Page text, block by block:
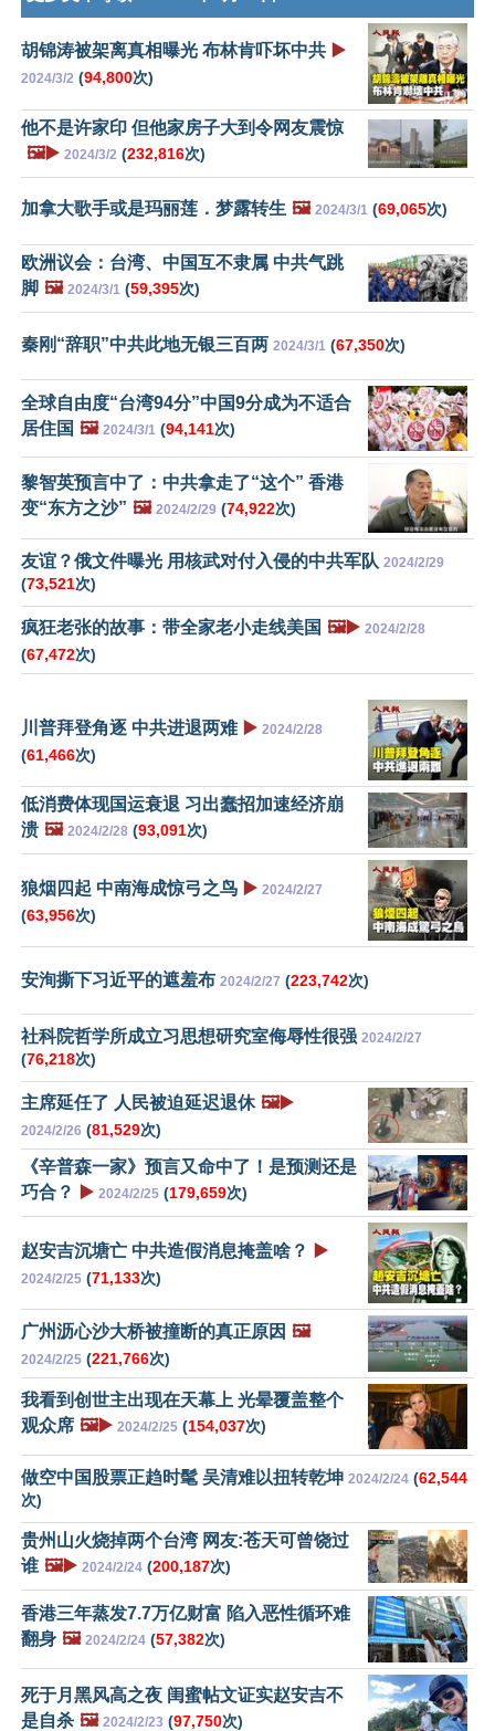
胡锦涛被架离真相曝光 布林肯吓坏中共 ▶️
2024/3/2 (94,800次)
他不是许家印 但他家房子大到令网友震惊
🖼️▶️ 2024/3/2 (232,816次)
加拿大歌手或是玛丽莲．梦露转生 🖼️ 2024/3/1 (69,065次)
欧洲议会：台湾、中国互不隶属 中共气跳
脚 🖼️ 2024/3/1 (59,395次)
秦刚“辞职”中共此地无银三百两 2024/3/1 (67,350次)
全球自由度“台湾94分”中国9分成为不适合
居住国 🖼️ 2024/3/1 (94,141次)
黎智英预言中了：中共拿走了“这个” 香港
变“东方之沙” 🖼️ 2024/2/29 (74,922次)
友谊？俄文件曝光 用核武对付入侵的中共军队 2024/2/29
(73,521次)
疯狂老张的故事：带全家老小走线美国 🖼️▶️ 2024/2/28
(67,472次)
川普拜登角逐 中共进退两难 ▶️ 2024/2/28
(61,466次)
低消费体现国运衰退 习出蠢招加速经济崩
溃 🖼️ 2024/2/28 (93,091次)
狼烟四起 中南海成惊弓之鸟 ▶️ 2024/2/27
(63,956次)
安洵撕下习近平的遮羞布 2024/2/27 (223,742次)
社科院哲学所成立习思想研究室侮辱性很强 2024/2/27
(76,218次)
主席延任了 人民被迫延迟退休 🖼️▶️
2024/2/26 (81,529次)
《辛普森一家》预言又命中了！是预测还是
巧合？
▶️ 2024/2/25 (179,659次)
赵安吉沉塘亡 中共造假消息掩盖啥？ ▶️
2024/2/25 (71,133次)
广州沥心沙大桥被撞断的真正原因 🖼️
2024/2/25 (221,766次)
我看到创世主出现在天幕上 光晕覆盖整个
观众席 🖼️▶️ 2024/2/25 (154,037次)
做空中国股票正趋时髦 吴清难以扭转乾坤 2024/2/24 (62,544
次)
贵州山火烧掉两个台湾 网友:苍天可曾饶过
谁 🖼️▶️ 2024/2/24 (200,187次)
香港三年蒸发7.7万亿财富 陷入恶性循环难
翻身 🖼️ 2024/2/24 (57,382次)
死于月黑风高之夜 闺蜜帖文证实赵安吉不
是自杀 🖼️ 2024/2/23 (97,750次)